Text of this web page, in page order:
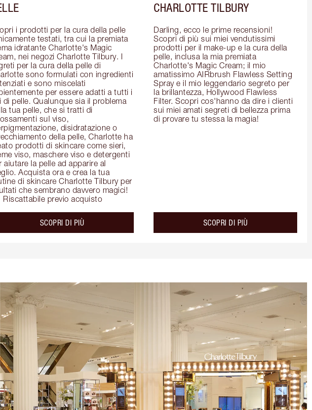
i prodotti per la cura della pelle
testati, tra cui la premiata
idratante Charlotte's Magic
nei negozi Charlotte Tilbury. I
per la cura della pelle di
sono formulati con ingredienti
e sono miscelati
per essere adatti a tutti i
di pelle. Qualunque sia il problema
tua pelle, che si tratti di
sul viso,
disidratazione o
della pelle, Charlotte ha
prodotti di skincare come sieri,
viso, maschere viso e detergenti
aiutare la pelle ad apparire al
Acquista ora e crea la tua
di skincare Charlotte Tilbury per
che sembrano davvero magici!
Riscattabile previo acquisto
SCOPRI DI PIÙabout the
CHARLOTTE TILBURY
Darling, ecco le prime recensioni!
Scopri di più sui miei vendutissimi
prodotti per il make-up e la cura della
pelle, inclusa la mia premiata
Charlotte's Magic Cream; il mio
amatissimo AIRbrush Flawless Setting
Spray e il mio leggendario segreto per
la brillantezza, Hollywood Flawless
Filter. Scopri cos'hanno da dire i clienti
sui miei amati segreti di bellezza prima
di provare tu stessa la magia!
SCOPRI DI PIÙabout the